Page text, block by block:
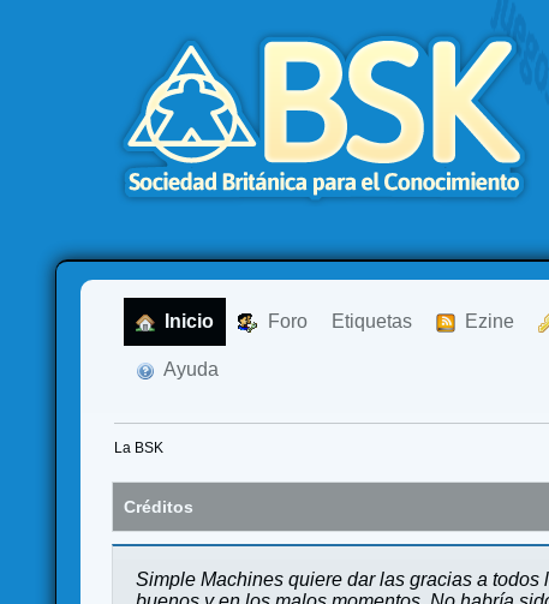
Inicio Foro Etiquetas Ezine
Ayuda
La BSK
Créditos
Simple Machines quiere dar las gracias a